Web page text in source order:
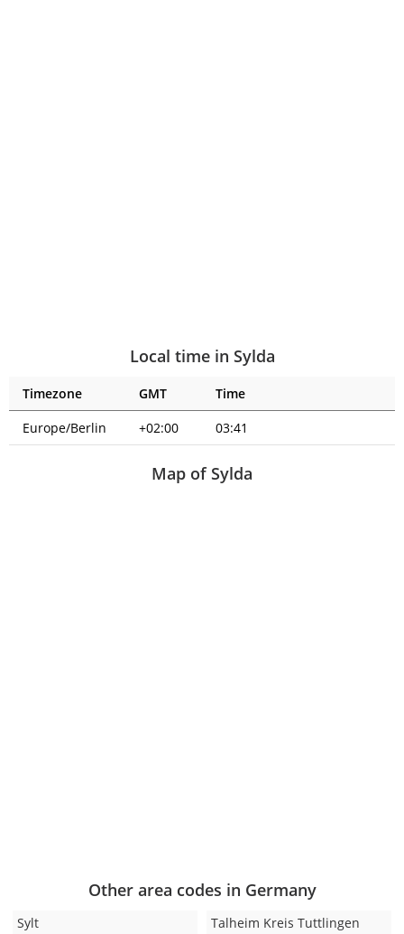
Local time in Sylda
Timezone GMT
Time
Europe/Berlin
+02:00 03:41
Map of Sylda
Other area codes in Germany
Sylt Talheim Kreis Tuttlingen